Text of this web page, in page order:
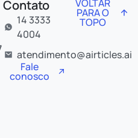
Contato
14 3333
4004
atendimento@airticles.ai
Fale
conosco
VOLTAR
PARA O
TOPO